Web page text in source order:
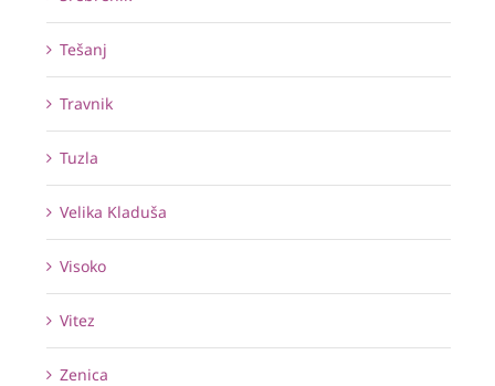
Tešanj
Travnik
Tuzla
Velika Kladuša
Visoko
Vitez
Zenica